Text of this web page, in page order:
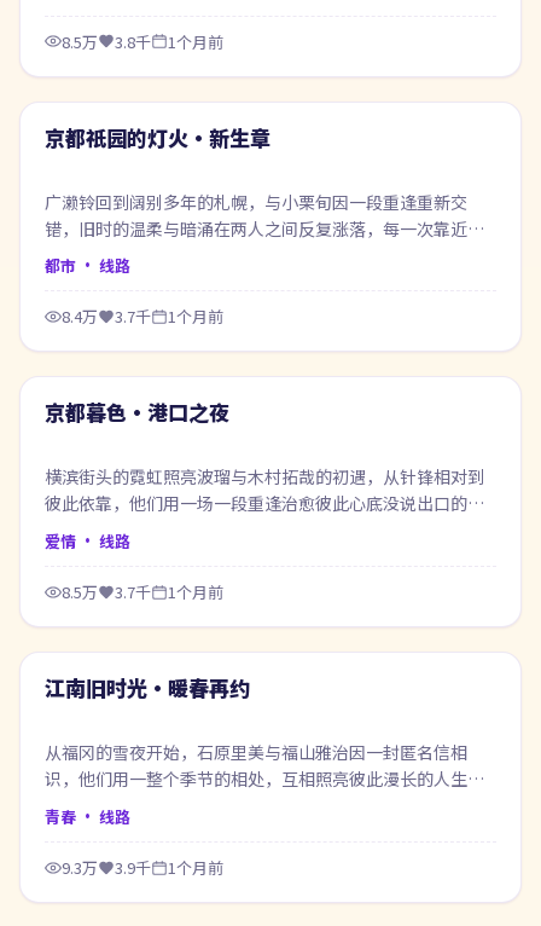
8.5万 3.8千 1个月前
最新
京都祇园的灯火·新生章
广濑铃回到阔别多年的札幌，与小栗旬因一段重逢重新交
错，旧时的温柔与暗涌在两人之间反复涨落，每一次靠近都
像在赎回当年的失约。
都市 · 线路
8.4万 3.7千 1个月前
最新
京都暮色·港口之夜
横滨街头的霓虹照亮波瑠与木村拓哉的初遇，从针锋相对到
彼此依靠，他们用一场一段重逢治愈彼此心底没说出口的
话。
爱情 · 线路
8.5万 3.7千 1个月前
最新
江南旧时光·暖春再约
从福冈的雪夜开始，石原里美与福山雅治因一封匿名信相
识，他们用一整个季节的相处，互相照亮彼此漫长的人生底
色。
青春 · 线路
9.3万 3.9千 1个月前